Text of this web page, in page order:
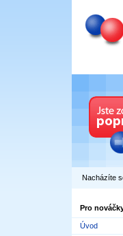
Nacházíte
Pro
Úvod